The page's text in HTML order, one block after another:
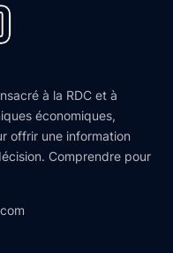
à la RDC et à
économiques,
offrir une information
Comprendre pour